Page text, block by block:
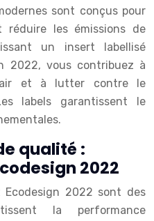
sont conçus pour
réduire les émissions de
un insert labellisé
2022, vous contribuez à
et à lutter contre le
labels garantissent le
qualité :
2022
Ecodesign 2022 sont des
la performance